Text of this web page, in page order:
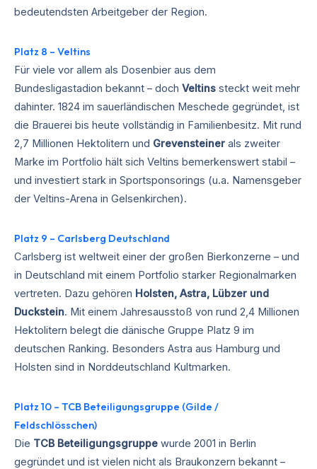
bedeutendsten Arbeitgeber der Region.
Platz 8 – Veltins
Für viele vor allem als Dosenbier aus dem
Bundesligastadion bekannt – doch Veltins steckt weit mehr
dahinter. 1824 im sauerländischen Meschede gegründet, ist
die Brauerei bis heute vollständig in Familienbesitz. Mit rund
2,7 Millionen Hektolitern und Grevensteiner als zweiter
Marke im Portfolio hält sich Veltins bemerkenswert stabil –
und investiert stark in Sportsponsorings (u.a. Namensgeber
der Veltins-Arena in Gelsenkirchen).
Platz 9 – Carlsberg Deutschland
Carlsberg ist weltweit einer der großen Bierkonzerne – und
in Deutschland mit einem Portfolio starker Regionalmarken
vertreten. Dazu gehören Holsten, Astra, Lübzer und
Duckstein. Mit einem Jahresausstoß von rund 2,4 Millionen
Hektolitern belegt die dänische Gruppe Platz 9 im
deutschen Ranking. Besonders Astra aus Hamburg und
Holsten sind in Norddeutschland Kultmarken.
Platz 10 – TCB Beteiligungsgruppe (Gilde /
Feldschlösschen)
Die TCB Beteiligungsgruppe wurde 2001 in Berlin
gegründet und ist vielen nicht als Braukonzern bekannt –